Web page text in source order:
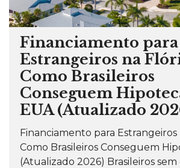
Financiamento para
Estrangeiros na
Como Brasileiros
Conseguem
EUA (Atualizado
Financiamento para Estrangeiros
Como Brasileiros Conseguem
(Atualizado 2026) Brasileiros